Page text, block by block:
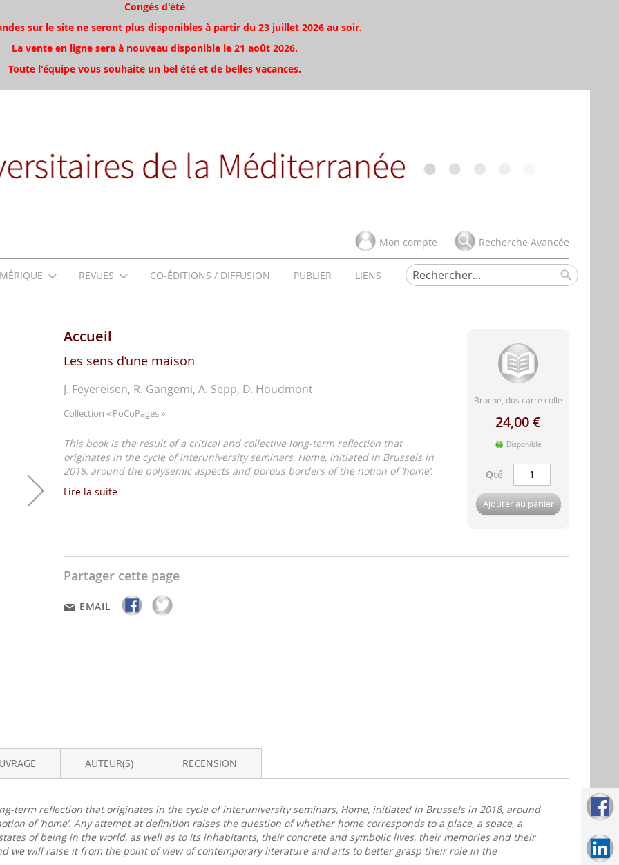
Congés d'été
sur le site ne seront plus disponibles à partir du 23 juillet 2026 au soir.
La vente en ligne sera à nouveau disponible le 21 août 2026.
Toute l'équipe vous souhaite un bel été et de belles vacances.
Mon compte Recherche Avancée
REVUES CO-ÉDITIONS / DIFFUSION PUBLIER
LIENS
Rechercher
Rechercher
Accueil
Les sens d’une maison
J. Feyereisen, R. Gangemi, A. Sepp, D. Houdmont
Collection « PoCoPages »
This book is the result of a critical and collective long-term reflection that
originates in the cycle of interuniversity seminars, Home, initiated in Brussels in
2018, around the polysemic aspects and porous borders of the notion of ‘home’.
Lire la suite
Broché, dos carré collé
24,00 €
Disponible
Qté
Ajouter au panier
Partager cette page
EMAIL
term reflection that originates in the cycle of interuniversity seminars, Home, initiated in Brussels in 2018, around
of ‘home’. Any attempt at definition raises the question of whether home corresponds to a place, a space, a
of being in the world, as well as to its inhabitants, their concrete and symbolic lives, their memories and their
we will raise it from the point of view of contemporary literature and arts to better grasp their role in the
AUTEUR(S) RECENSION